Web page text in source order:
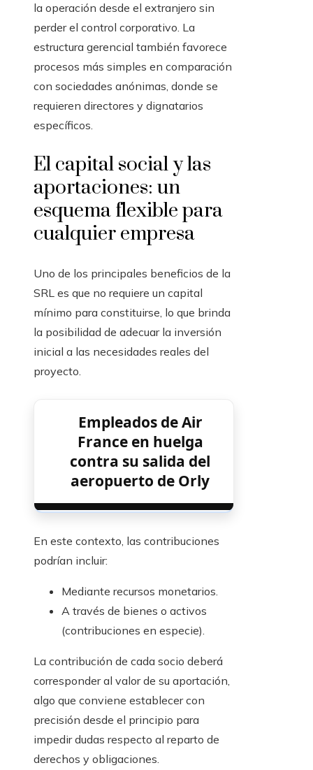
la operación desde el extranjero sin
perder el control corporativo. La
estructura gerencial también favorece
procesos más simples en comparación
con sociedades anónimas, donde se
requieren directores y dignatarios
específicos.
El capital social y las
aportaciones: un
esquema flexible para
cualquier empresa
Uno de los principales beneficios de la
SRL es que no requiere un capital
mínimo para constituirse, lo que brinda
la posibilidad de adecuar la inversión
inicial a las necesidades reales del
proyecto.
Empleados de Air
France en huelga
contra su salida del
aeropuerto de Orly
En este contexto, las contribuciones
podrían incluir:
Mediante recursos monetarios.
A través de bienes o activos
(contribuciones en especie).
La contribución de cada socio deberá
corresponder al valor de su aportación,
algo que conviene establecer con
precisión desde el principio para
impedir dudas respecto al reparto de
derechos y obligaciones.